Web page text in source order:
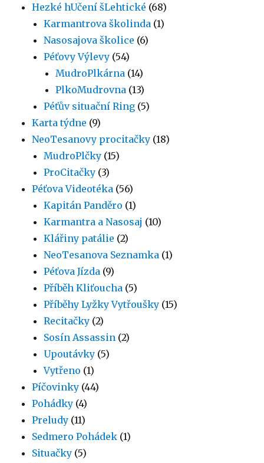
Hezké hUčení šLehtické (68)
Karmantrova školinda (1)
Nasosajova školice (6)
Péťovy Výlevy (54)
MudroPlkárna (14)
PlkoMudrovna (13)
Péťův situační Ring (5)
Karta týdne (9)
NeoTesanovy procitačky (18)
MudroPlčky (15)
ProCitačky (3)
Péťova Videotéka (56)
Kapitán Panděro (1)
Karmantra a Nasosaj (10)
Klářiny patálie (2)
NeoTesanova Seznamka (1)
Péťova Jízda (9)
Příběh Kliťoucha (5)
Příběhy Lyžky Vytřoušky (15)
Recitačky (2)
Sosín Assassin (2)
Upoutávky (5)
Vytřeno (1)
Píčovinky (44)
Pohádky (4)
Preludy (11)
Sedmero Pohádek (1)
Situačky (5)